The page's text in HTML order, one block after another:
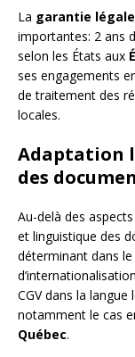
La garantie légale
importantes: 2 ans
selon les États aux
ses engagements
de traitement des
locales.
Adaptation
des
Au-delà des
et linguistique des
déterminant dans le
CGV dans la langue
notamment le cas
Québec.